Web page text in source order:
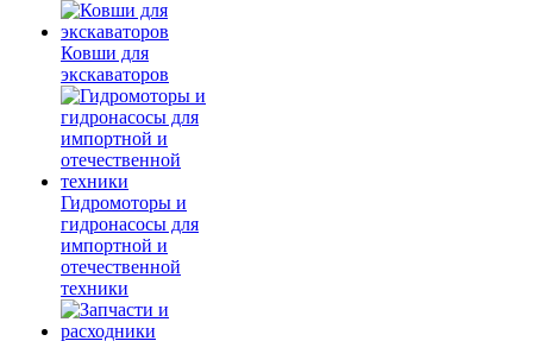
Ковши для
экскаваторов
Гидромоторы и
гидронасосы для
импортной и
отечественной
техники